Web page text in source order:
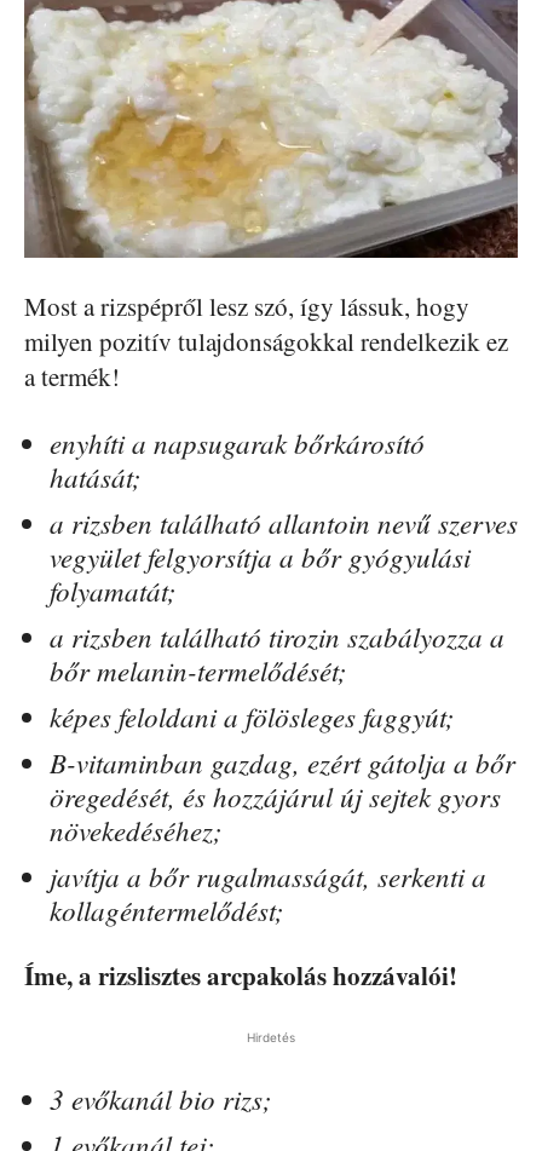
Most a rizspépről lesz szó, így lássuk, hogy
milyen pozitív tulajdonságokkal rendelkezik ez
a termék!
enyhíti a napsugarak bőrkárosító
hatását;
a rizsben található allantoin nevű szerves
vegyület felgyorsítja a bőr gyógyulási
folyamatát;
a rizsben található tirozin szabályozza a
bőr melanin-termelődését;
képes feloldani a fölösleges faggyút;
B-vitaminban gazdag, ezért gátolja a bőr
öregedését, és hozzájárul új sejtek gyors
növekedéséhez;
javítja a bőr rugalmasságát, serkenti a
kollagéntermelődést;
Íme, a rizslisztes arcpakolás hozzávalói!
Hirdetés
3 evőkanál bio rizs;